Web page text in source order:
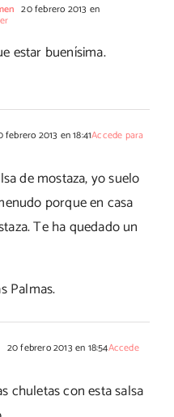
20 febrero 2013 en
estar buenísima.
febrero 2013 en 18:41Accede para
de mostaza, yo suelo
porque en casa
Te ha quedado un
Palmas.
20 febrero 2013 en 18:54Accede
chuletas con esta salsa